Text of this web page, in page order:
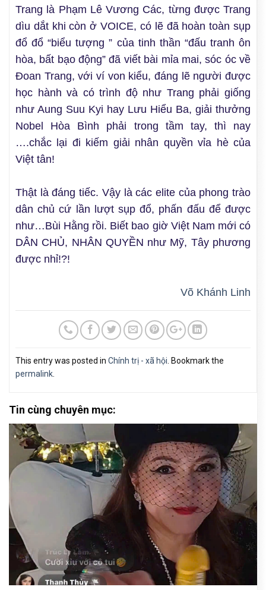
Trang là Phạm Lê Vương Các, từng được Trang
dìu dắt khi còn ở VOICE, có lẽ đã hoàn toàn sụp
đổ đổ “biểu tượng ” của tinh thần “đấu tranh ôn
hòa, bất bạo động” đã viết bài mỉa mai, sóc óc về
Đoan Trang, với ví von kiểu, đáng lẽ người được
học hành và có trình độ như Trang phải giống
như Aung Suu Kyi hay Lưu Hiểu Ba, giải thưởng
Nobel Hòa Bình phải trong tầm tay, thì nay
….chắc lại đi kiếm giải nhân quyền vỉa hè của
Việt tân!
Thật là đáng tiếc. Vậy là các elite của phong trào
dân chủ cứ lần lượt sụp đổ, phấn đấu để được
như…Bùi Hằng rồi. Biết bao giờ Việt Nam mới có
DÂN CHỦ, NHÂN QUYỀN như Mỹ, Tây phương
được nhỉ!?!
Võ Khánh Linh
This entry was posted in Chính trị - xã hội. Bookmark the
permalink.
Tin cùng chuyên mục: